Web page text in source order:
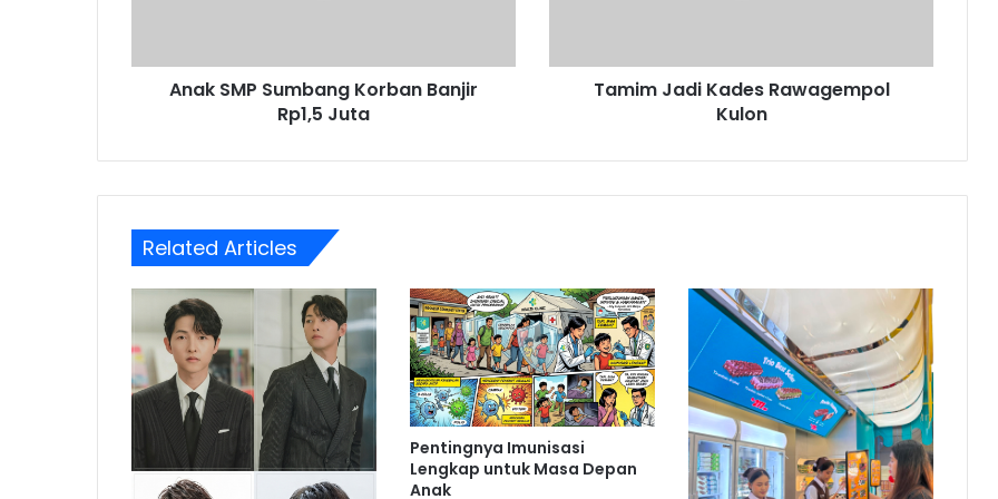
Anak SMP Sumbang Korban Banjir
Rp1,5 Juta
Tamim Jadi Kades Rawagempol
Kulon
Related Articles
Pentingnya Imunisasi
Lengkap untuk Masa Depan
Anak